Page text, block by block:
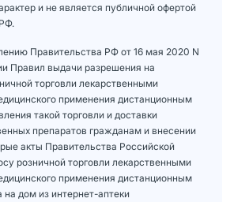
и не является публичной офертой
Правительства РФ от 16 мая 2020 N
Правил выдачи разрешения на
торговли лекарственными
применения дистанционным
такой торговли и доставки
препаратов гражданам и внесении
акты Правительства Российской
розничной торговли лекарственными
применения дистанционным
дом из интернет-аптеки